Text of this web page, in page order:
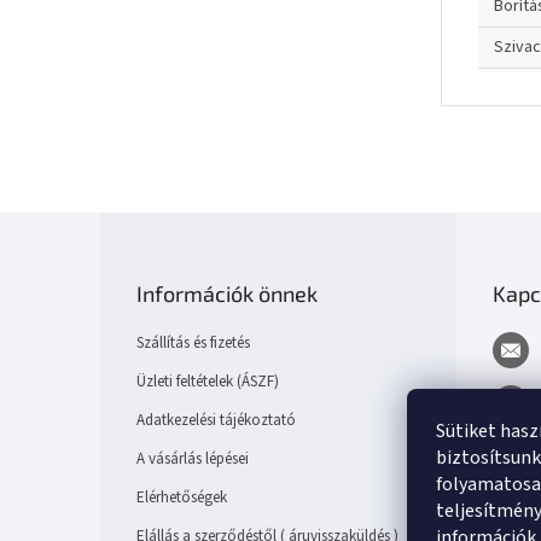
Sütiket
Információk önnek
Szállítás és fizetés
Üzleti feltételek (ÁSZF)
Adatkezelési tájékoztató
A vásárlás lépései
Elérhetőségek
Elállás a szerződéstől ( áruvisszaküldés )